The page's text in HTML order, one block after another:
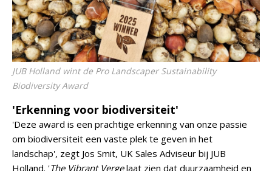
JUB Holland wint de Pro Landscaper Sustainability
Biodiversity Award
'Erkenning voor biodiversiteit'
'Deze award is een prachtige erkenning van onze passie
om biodiversiteit een vaste plek te geven in het
landschap', zegt Jos Smit, UK Sales Adviseur bij JUB
Holland. 'The Vibrant Vergelaat zien dat duurzaamheid en